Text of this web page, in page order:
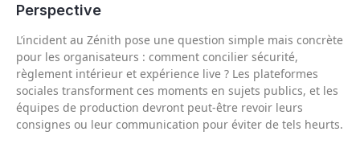
Perspective
L’incident au Zénith pose une question simple mais concrète
pour les organisateurs : comment concilier sécurité,
règlement intérieur et expérience live ? Les plateformes
sociales transforment ces moments en sujets publics, et les
équipes de production devront peut‑être revoir leurs
consignes ou leur communication pour éviter de tels heurts.